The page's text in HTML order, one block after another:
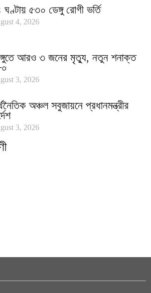
৫৩০ ডেঙ্গু রোগী ভর্তি
4, 2026
আরও ৩ জনের মৃত্যু, নতুন শনাক্ত
3, 2026
অঞ্চল সবুজায়নে প্রধানমন্ত্রীর
3, 2026